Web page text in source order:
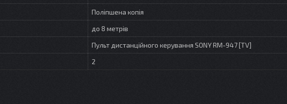
Поліпшена копія
до 8 метрів
Пульт дистанційного керування SONY RM-947 [TV]
2